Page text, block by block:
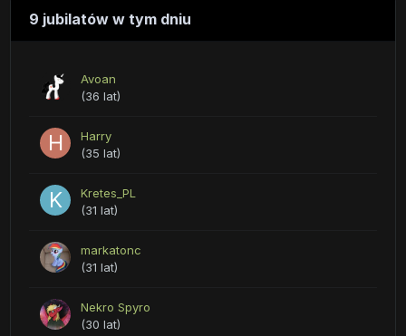
9 jubilatów w tym dniu
Avoan
(36 lat)
Harry
(35 lat)
Kretes_PL
(31 lat)
markatonc
(31 lat)
Nekro Spyro
(30 lat)